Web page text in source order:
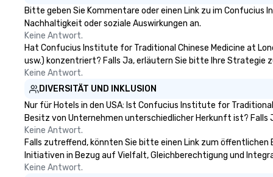
Bitte geben Sie Kommentare oder einen Link zu im
Nachhaltigkeit oder soziale Auswirkungen an.
Keine Antwort.
Hat Confucius Institute for Traditional Chinese Medicine at
usw.) konzentriert? Falls Ja, erläutern Sie bitte Ihre Strategie
Keine Antwort.
DIVERSITÄT UND INKLUSION
Nur für Hotels in den USA: Ist Confucius Institute for
Besitz von Unternehmen unterschiedlicher Herkunft ist?
Keine Antwort.
Falls zutreffend, könnten Sie bitte einen Link zum
Initiativen in Bezug auf Vielfalt, Gleichberechtigung und
Keine Antwort.